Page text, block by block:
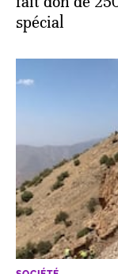
spécial